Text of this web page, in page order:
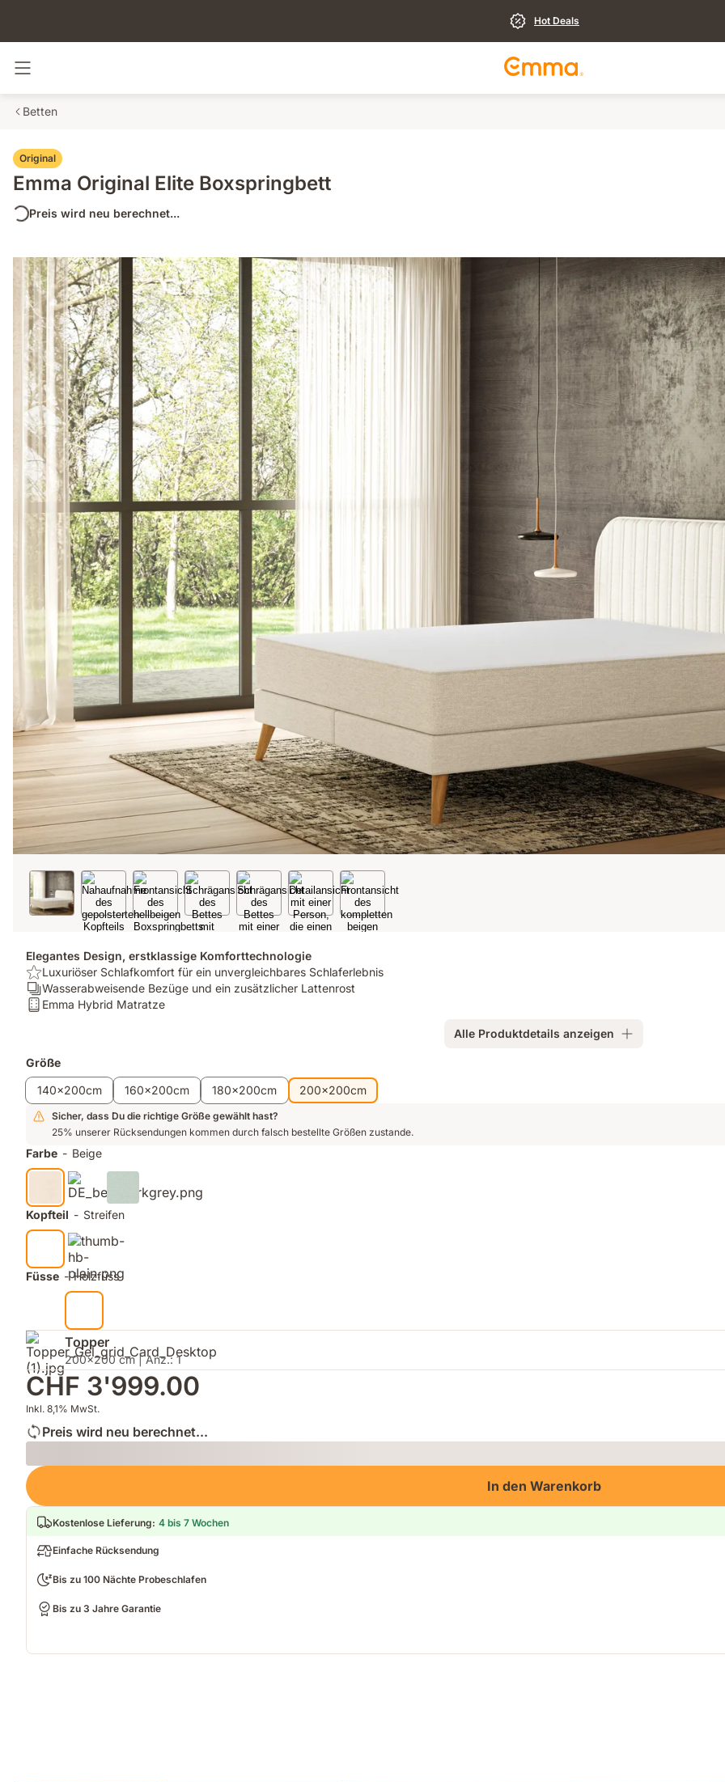
Hot Deals
Betten
Original
Emma Original Elite Boxspringbett
Preis wird neu berechnet...
Elegantes Design, erstklassige Komforttechnologie
USP:
Luxuriöser
Schlafkomfort
Schlaferlebnis
Luxuriöser Schlafkomfort für ein unvergleichbares Schlaferlebnis
Ergonomie/Zonen:
Wasserabweisende
zusätzlicher
Lattenrost
Wasserabweisende Bezüge und ein zusätzlicher Lattenrost
Matratze:
Emma Hybrid Matratze
Alle Produktdetails anzeigen
Zusatzprodukte
Größe
140x200cm
160x200cm 180x200cm 200x200cm
Sicher, dass Du die richtige Größe gewählt hast?
25% unserer Rücksendungen kommen durch falsch bestellte Größen zustande.
Farbe - Beige
Kopfteil - Streifen
Füsse - Holzfüss
Topper
200x200 cm | Anz.: 1
CHF 3'999.00
Inkl. 8,1% MwSt.
Preis wird neu berechnet...
Loading
In den Warenkorb
Kostenlose Lieferung: 4 bis 7 Wochen
Einfache Rücksendung
Bis zu 100 Nächte Probeschlafen
Bis zu 3 Jahre Garantie